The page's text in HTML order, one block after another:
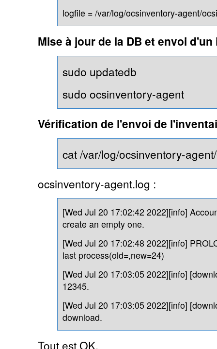
logfile = /var/log/ocsinventory-agent/
Mise à jour de la DB et envoi
sudo updatedb
sudo ocsinventory-agent
Vérification de l'envoi de
cat /var/log/ocsinventory-
ocsinventory-agent.log :
[Wed Jul 20 17:02:42 2022][info]
create an empty one.
[Wed Jul 20 17:02:48 2022][info]
last process(old=,new=24)
[Wed Jul 20 17:03:05 2022][info]
12345.
[Wed Jul 20 17:03:05 2022][info]
download.
Tout est OK.